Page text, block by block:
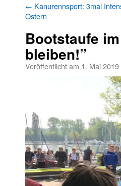
← Kanurennsport: 3mal
Ostern
Bootstaufe
bleiben!”
Veröffentlicht am 1. Mai 2019